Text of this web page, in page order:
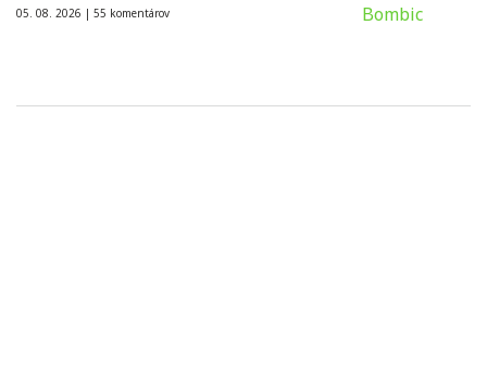
05. 08. 2026 | 55 komentárov